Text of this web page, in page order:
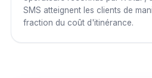
SMS atteignent les clients de
fraction du coût d'itinérance.